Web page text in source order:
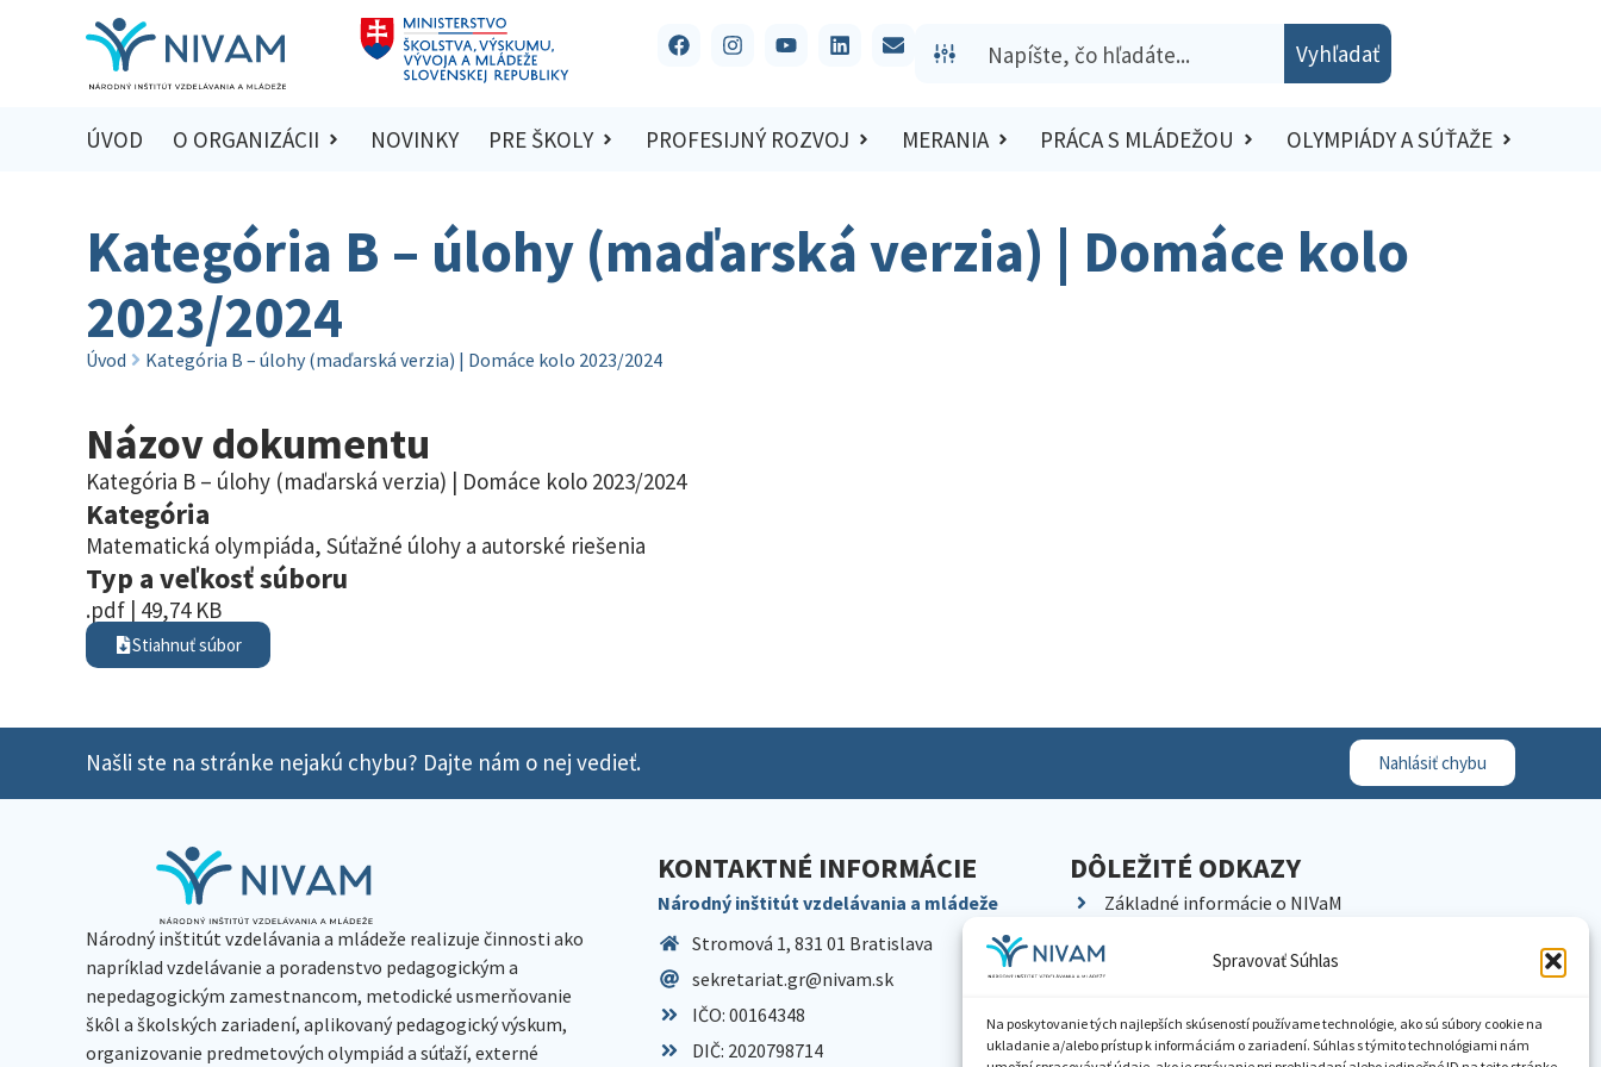
Spravovať Súhlas
Na poskytovanie tých najlepších skúseností používame technológie, ako sú súbory cookie na
ukladanie a/alebo prístup k informáciám o zariadení. Súhlas s týmito technológiami nám
Vyhľadať
ÚVOD O ORGANIZÁCII NOVINKY PRE ŠKOLY PROFESIJNÝ ROZVOJ MERANIA PRÁCA S MLÁDEŽOU OLYMPIÁDY A SÚŤAŽE
Kategória B – úlohy (maďarská verzia) | Domáce kolo
2023/2024
Úvod Kategória B – úlohy (maďarská verzia) | Domáce kolo 2023/2024
Názov dokumentu
Kategória B – úlohy (maďarská verzia) | Domáce kolo 2023/2024
Kategória
Matematická olympiáda, Súťažné úlohy a autorské riešenia
Typ a veľkosť súboru
.pdf | 49,74 KB
Stiahnuť súbor
Našli ste na stránke nejakú chybu? Dajte nám o nej vedieť. Nahlásiť chybu
Národný inštitút vzdelávania a mládeže realizuje činnosti ako
napríklad vzdelávanie a poradenstvo pedagogickým a
nepedagogickým zamestnancom, metodické usmerňovanie
škôl a školských zariadení, aplikovaný pedagogický výskum,
organizovanie predmetových olympiád a súťaží, externé
KONTAKTNÉ INFORMÁCIE
Národný inštitút vzdelávania a mládeže
Stromová 1, 831 01 Bratislava
sekretariat.gr@nivam.sk
IČO: 00164348
DIČ: 2020798714
DÔLEŽITÉ ODKAZY
Základné informácie o NIVaM
Kariéra
Pracoviská NIVaM